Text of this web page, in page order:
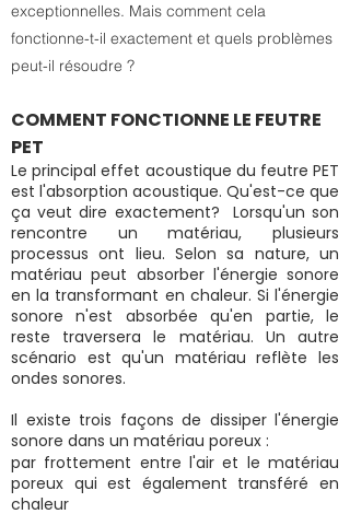
exceptionnelles. Mais comment cela
fonctionne-t-il exactement et quels problèmes
peut-il résoudre ?
COMMENT FONCTIONNE LE FEUTRE
PET
Le principal effet acoustique du feutre PET
est l'absorption acoustique. Qu'est-ce que
ça veut dire exactement? Lorsqu'un son
rencontre un matériau, plusieurs
processus ont lieu. Selon sa nature, un
matériau peut absorber l'énergie sonore
en la transformant en chaleur. Si l'énergie
sonore n'est absorbée qu'en partie, le
reste traversera le matériau. Un autre
scénario est qu'un matériau reflète les
ondes sonores.
Il existe trois façons de dissiper l'énergie
sonore dans un matériau poreux :
par frottement entre l'air et le matériau
poreux qui est également transféré en
chaleur